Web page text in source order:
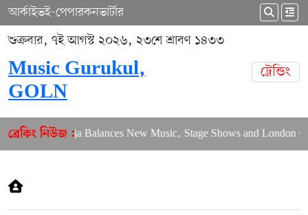
আর্কাইভই-পেপারকনভার্টার
শুক্রবার, ৭ই আগস্ট ২০২৬, ২৩শে শ্রাবণ ১৪৩৩
Music Gurukul,
GOLN
ট্রেন্ডিং
ব্রেকিং নিউজ :Puja Balances New Music, Stage Shows and London